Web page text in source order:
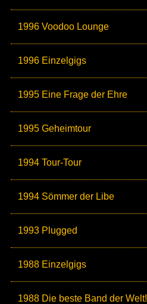
1996 Voodoo Lounge
1996 Einzelgigs
1995 Eine Frage der Ehre
1995 Geheimtour
1994 Tour-Tour
1994 Sömmer der Libe
1993 Plugged
1988 Einzelgigs
1988 Die beste Band der Welt!